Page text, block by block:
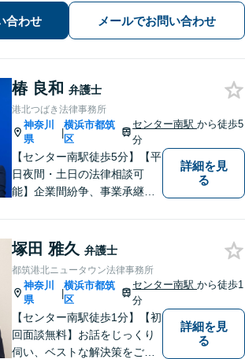
生活のフォローも行います。
合わせ メールでお問い合わせ
椿 良和 弁護士
港北つばき法律事務所
神奈川
県
|
横浜市都筑
区
センター南駅から徒歩5
分
【センター南駅徒歩5分】【平
日夜間・土日の法律相談可
能】企業間紛争、事業承継・
中傷・プライバシー・著作権
被害、いじめ、離婚・相続、
不動産に関わる紛争その他の
個人法務まで幅広い分野の対
応が可能です。
詳細を見
る
塚田 雅久 弁護士
都筑港北ニュータウン法律事務所
神奈川
県
|
横浜市都筑
区
センター南駅から徒歩1
分
【センター南駅徒歩1分】【初
回面談無料】お話をじっくり
伺い、ベストな解決策をご一
詳細を見
る